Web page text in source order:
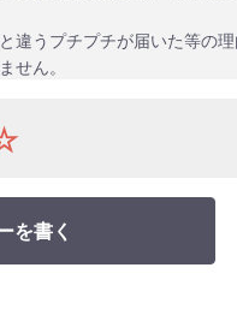
違うプチプチが届いた等の
せん。
を書く